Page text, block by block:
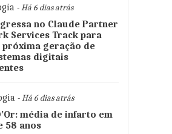
- Há 6 dias atrás
no Claude Partner
Services Track para
geração de
digitais
- Há 6 dias atrás
média de infarto em
58 anos